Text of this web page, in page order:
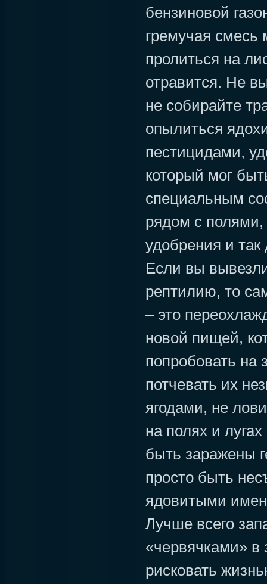
бензиновой
гремучая смесь
пролиться на
отравится. Не
не собирайте
опылиться
пестицидами,
который мог
специальным
рядом с полями,
удобрения и так
Если вы
рептилию, то
– это
новой пищей,
попробовать на
потчевать их
ягодами, не
на полях и
быть заражены
просто быть
ядовитыми
Лучше всего
«червячками» в
рисковать